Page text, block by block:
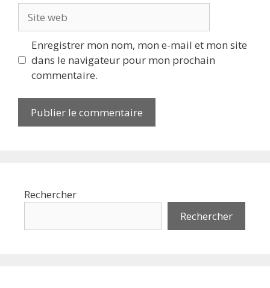
web
Enregistrer mon nom, mon e-mail et mon site
dans le navigateur pour mon prochain
commentaire.
Rechercher
Rechercher